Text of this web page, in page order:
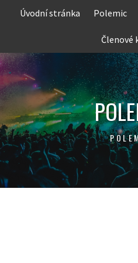
Úvodní stránka Polemic
Členové